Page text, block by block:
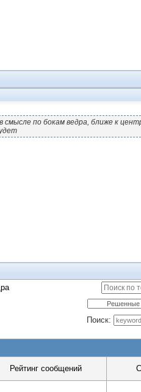
по бокам ведра, ближе к
Поиск:
Рейтинг сообщений